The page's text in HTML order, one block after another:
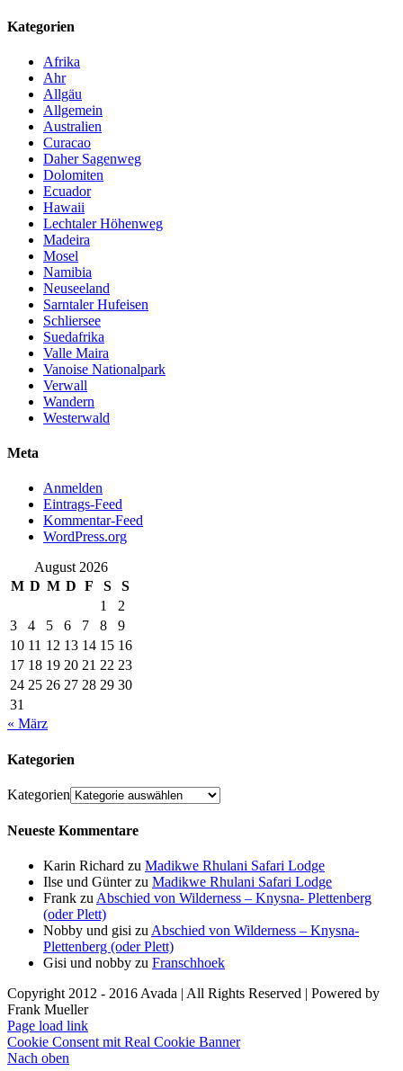
Kategorien
Afrika
Ahr
Allgäu
Allgemein
Australien
Curacao
Daher Sagenweg
Dolomiten
Ecuador
Hawaii
Lechtaler Höhenweg
Madeira
Mosel
Namibia
Neuseeland
Sarntaler Hufeisen
Schliersee
Suedafrika
Valle Maira
Vanoise Nationalpark
Verwall
Wandern
Westerwald
Meta
Anmelden
Eintrags-Feed
Kommentar-Feed
WordPress.org
August 2026
M D M D F S
S
1
2
3
4 5 6 7 8
9
10 11 12 13 14 15 16
17 18 19 20 21 22 23
24 25 26 27 28 29 30
31
« März
Kategorien
Kategorien
Neueste Kommentare
Karin Richard zu Madikwe Rhulani Safari Lodge
Ilse und Günterzu Madikwe Rhulani Safari Lodge
Frank zu Abschied von Wilderness – Knysna- Plettenberg
(oder Plett)
Nobby und gisi zu Abschied von Wilderness – Knysna-
Plettenberg (oder Plett)
Gisi und nobby zu Franschhoek
Copyright 2012 - 2016 Avada | All Rights Reserved | Powered by
Frank Mueller
Page load link
Cookie Consent mit Real Cookie Banner
Nach oben